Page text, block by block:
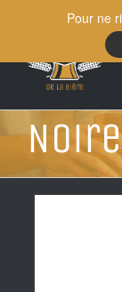
content
Noire
Pour ne